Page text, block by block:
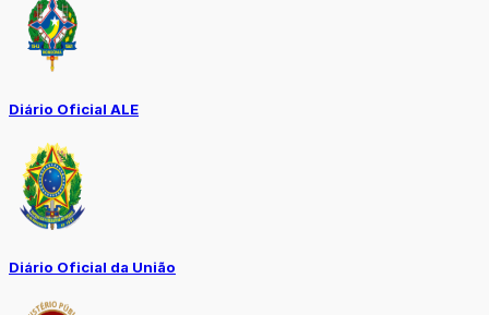
Diário Oficial ALE
Diário Oficial da União